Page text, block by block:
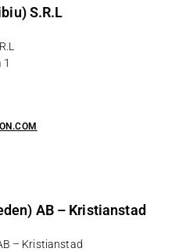
S.R.L
1
AB – Kristianstad
– Kristianstad